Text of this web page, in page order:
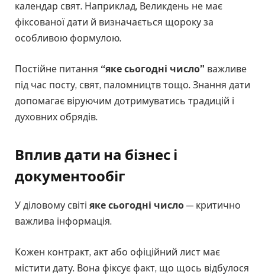
календар свят. Наприклад, Великдень не має
фіксованої дати й визначається щороку за
особливою формулою.
Постійне питання “яке сьогодні число” важливе
під час посту, свят, паломництв тощо. Знання дати
допомагає віруючим дотримуватись традицій і
духовних обрядів.
Вплив дати на бізнес і
документообіг
У діловому світі яке сьогодні число — критично
важлива інформація.
Кожен контракт, акт або офіційний лист має
містити дату. Вона фіксує факт, що щось відбулося